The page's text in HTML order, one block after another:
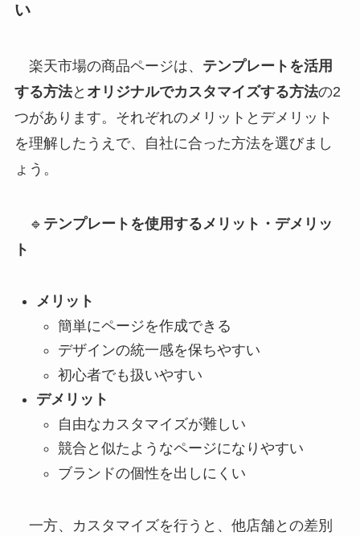
い
楽天市場の商品ページは、 テンプレートを活用
する方法と オリジナルでカスタマイズする方法の2
つがあります。それぞれのメリットとデメリット
を理解したうえで、自社に合った方法を選びまし
ょう。
🔹 テンプレートを使用するメリット・デメリッ
ト
メリット
簡単にページを作成できる
デザインの統一感を保ちやすい
初心者でも扱いやすい
デメリット
自由なカスタマイズが難しい
競合と似たようなページになりやすい
ブランドの個性を出しにくい
一方、カスタマイズを行うと、他店舗との差別